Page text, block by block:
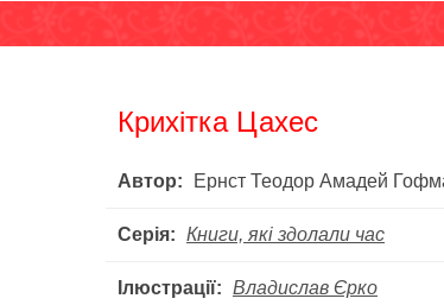
Крихітка Цахес
Автор: Ернст Теодор Амадей
Серія: Книги, які здолали час
Ілюстрації: Владислав Єрко